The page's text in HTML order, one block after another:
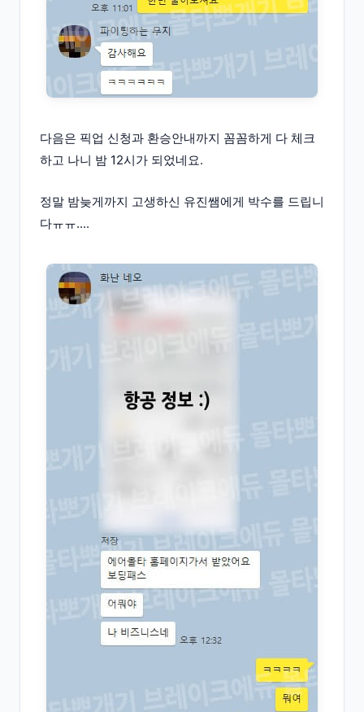
다음은 픽업 신청과 환승안내까지 꼼꼼하게 다 체크
하고 나니 밤 12시가 되었네요.
정말 밤늦게까지 고생하신 유진쌤에게 박수를 드립니
다ㅠㅠ....